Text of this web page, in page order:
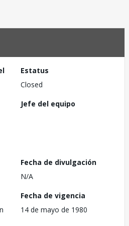
Estatus
Closed
Jefe del equipo
Fecha de divulgación
N/A
Fecha de vigencia
14 de mayo de 1980